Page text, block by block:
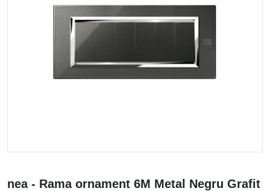
nea - Rama ornament 6M Metal Negru Grafit